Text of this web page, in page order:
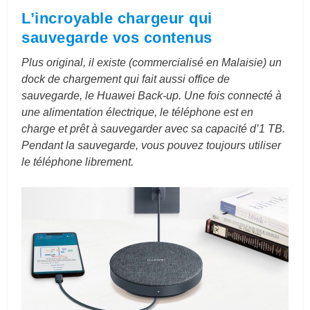
L’incroyable chargeur qui
sauvegarde vos contenus
Plus original, il existe (commercialisé en Malaisie) un
dock de chargement qui fait aussi office de
sauvegarde, le Huawei Back-up. Une fois connecté à
une alimentation électrique, le téléphone est en
charge et prêt à sauvegarder avec sa capacité d’1 TB.
Pendant la sauvegarde, vous pouvez toujours utiliser
le téléphone librement.